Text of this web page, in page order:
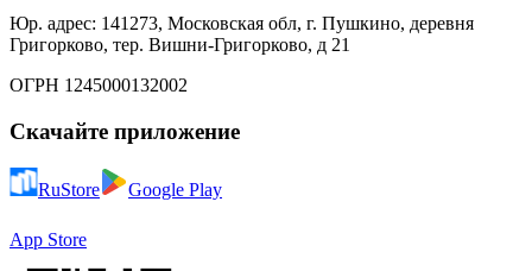
Юр. адрес: 141273, Московская обл, г. Пушкино, деревня
Григорково, тер. Вишни-Григорково, д 21
ОГРН 1245000132002
Скачайте приложение
RuStore Google Play
App Store